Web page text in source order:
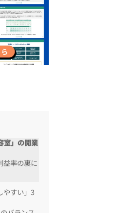
室」の開業
益率の裏に
やすい」3